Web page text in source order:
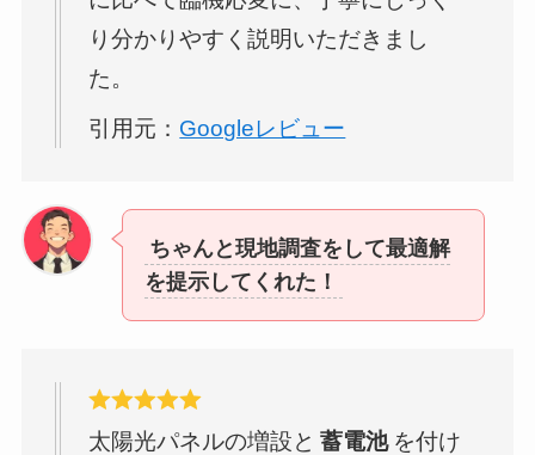
り分かりやすく説明いただきまし
た。
引用元： Googleレビュー
ちゃんと現地調査をして最適解
を提示してくれた！
太陽光パネルの増設と 蓄電池 を付け